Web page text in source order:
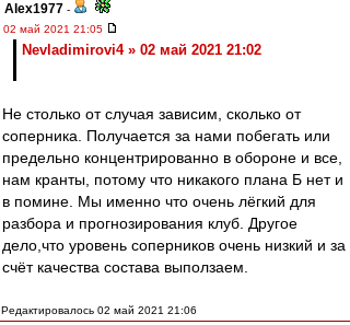
Alex1977 -
02 май 2021 21:05
Nevladimirovi4 » 02 май 2021 21:02
Не столько от случая зависим, сколько от
соперника. Получается за нами побегать или
предельно концентрированно в обороне и все,
нам кранты, потому что никакого плана Б нет и
в помине. Мы именно что очень лёгкий для
разбора и прогнозирования клуб. Другое
дело,что уровень соперников очень низкий и за
счёт качества состава выползаем.
Редактировалось 02 май 2021 21:06